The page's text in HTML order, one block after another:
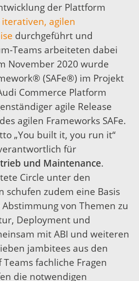
der Plattform
iterativen, agilen
durchgeführt und
Teams arbeiteten dabei
November 2020 wurde
(SAFe®) im Projekt
Commerce Platform
agile Release
agilen Frameworks SAFe.
„You built it, you run it“
für
und Maintenance.
Circle unter den
schufen zudem eine Basis
von Themen zu
Deployment und
mit ABI und weiteren
jambitees aus den
fachliche Fragen
die notwendigen